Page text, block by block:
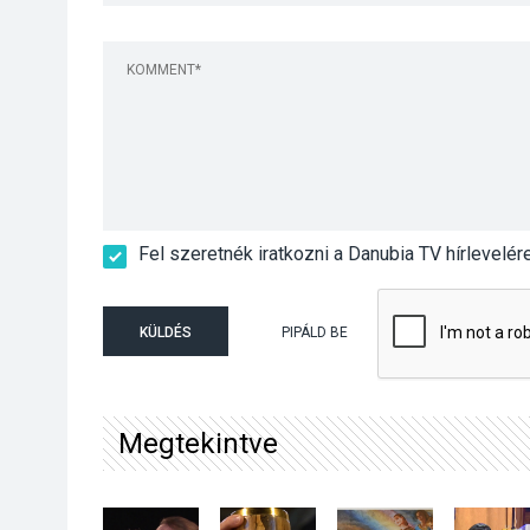
Fel szeretnék iratkozni a Danubia TV
KÜLDÉS PIPÁLD BE
Megtekintve